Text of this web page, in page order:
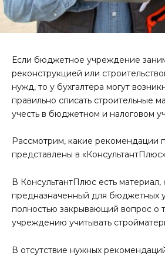
Если бюджетное учреждение
реконструкцией или
нужд, то у бухгалтера могут
правильно списать строительные
учесть в бюджетном и налоговом
Рассмотрим, какие рекомендации
представлены в
В КонсультантПлюс есть материал,
предназначенный для бюджетных
полностью закрывающий вопрос о
учреждению учитывать
В отсутствие нужных